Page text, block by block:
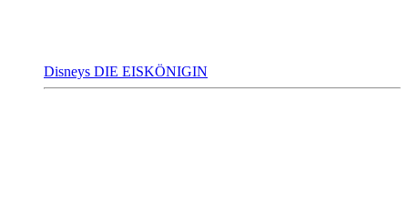
Disneys DIE EISKÖNIGIN